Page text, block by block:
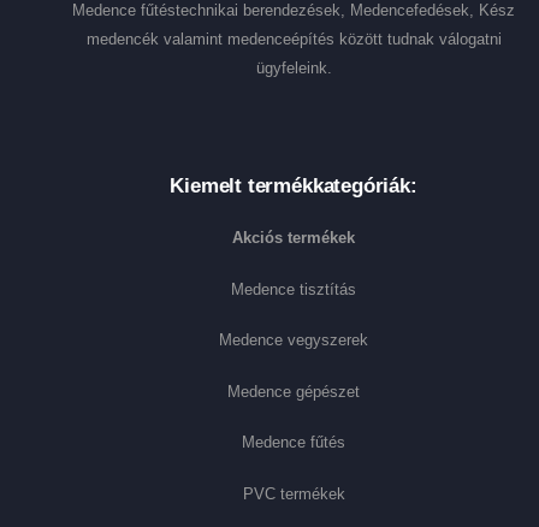
Medence fűtéstechnikai berendezések, Medencefedések, Kész
medencék valamint medenceépítés között tudnak válogatni
ügyfeleink.
Kiemelt termékkategóriák:
Akciós termékek
Medence tisztítás
Medence vegyszerek
Medence gépészet
Medence fűtés
PVC termékek